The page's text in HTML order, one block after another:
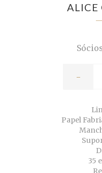
ALICE
-
Papel
35